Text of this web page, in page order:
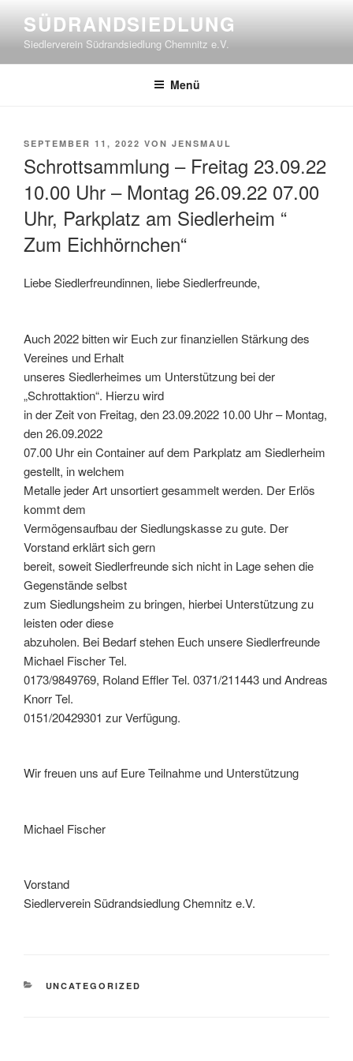
Inhalt
springen
SÜDRANDSIEDLUNG
Siedlerverein Südrandsiedlung Chemnitz e.V.
Menü
VERÖFFENTLICHT
SEPTEMBER 11, 2022 VON JENSMAUL
Schrottsammlung – Freitag 23.09.22
10.00 Uhr – Montag 26.09.22 07.00
Uhr, Parkplatz am Siedlerheim “
Zum Eichhörnchen“
Liebe Siedlerfreundinnen, liebe Siedlerfreunde,
Auch 2022 bitten wir Euch zur finanziellen Stärkung des
Vereines und Erhalt
unseres Siedlerheimes um Unterstützung bei der
„Schrottaktion“. Hierzu wird
in der Zeit von Freitag, den 23.09.2022 10.00 Uhr – Montag,
den 26.09.2022
07.00 Uhr ein Container auf dem Parkplatz am Siedlerheim
gestellt, in welchem
Metalle jeder Art unsortiert gesammelt werden. Der Erlös
kommt dem
Vermögensaufbau der Siedlungskasse zu gute. Der
Vorstand erklärt sich gern
bereit, soweit Siedlerfreunde sich nicht in Lage sehen die
Gegenstände selbst
zum Siedlungsheim zu bringen, hierbei Unterstützung zu
leisten oder diese
abzuholen. Bei Bedarf stehen Euch unsere Siedlerfreunde
Michael Fischer Tel.
0173/9849769, Roland Effler Tel. 0371/211443 und Andreas
Knorr Tel.
0151/20429301 zur Verfügung.
Wir freuen uns auf Eure Teilnahme und Unterstützung
Michael Fischer
Vorstand
Siedlerverein Südrandsiedlung Chemnitz e.V.
KATEGORIEN
UNCATEGORIZED